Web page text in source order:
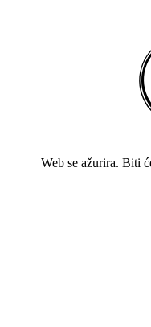
Web se ažurira. Biti